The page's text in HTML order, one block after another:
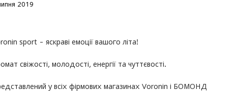
2019
sport - яскраві емоції вашого літа!
свіжості, молодості, енергії та чуттєвості.
у всіх фірмових магазинах Voronin і БОМОНД